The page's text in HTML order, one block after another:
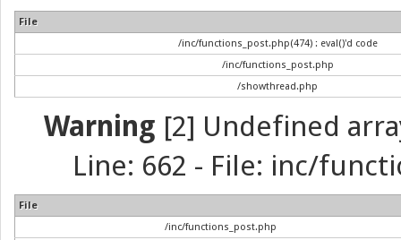
File
/inc/functions_post.php(474) : eval()'d code
/inc/functions_post.php
/showthread.php
Warning [2] Undefined
Line: 662 - File: inc/
File
/inc/functions_post.php